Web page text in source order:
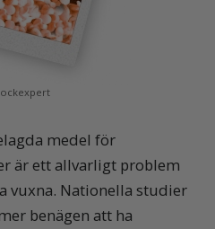
medel för
är ett allvarligt problem
vuxna. Nationella studier
benägen att ha